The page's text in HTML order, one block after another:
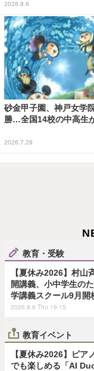
2026.8.6
砂金甲子園、神戸女学
勝…全国14校の中高生
2026.7.29
教育・受験
【夏休み2026】村山
開講義、小中学生の
学講義スクール9月開
2026.8.6 Thu 19:15
教育イベント
【夏休み2026】ピア
でも楽しめる「AI